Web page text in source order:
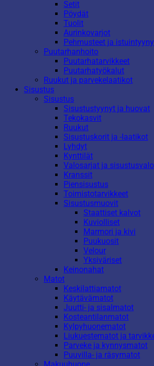
Setit
Pöydät
Tuolit
Aurinkovarjot
Pehmusteet ja
Puutarhanhoito
Puutarhatarvikkeet
Puutarhatyökalut
Ruukut ja parvekelaatikot
Sisustus
Sisustus
Sisustustyynyt ja huovat
Tekokasvit
Ruukut
Sisustuskorit ja -laatikot
Lyhdyt
Kynttilät
Valosarjat ja
Kranssit
Piensisustus
Toimistotarvikkeet
Sisustusmuovit
Staattiset kalvot
Kuviolliset
Marmori ja kivi
Puukuosit
Velour
Yksiväriset
Keinonahat
Matot
Keskilattiamatot
Käytävämatot
Juutti- ja sisalmatot
Kosteantilanmatot
Kylpyhuonematot
Liukuestematot ja
Parveke ja kynnysmatot
Puuvilla- ja räsymatot